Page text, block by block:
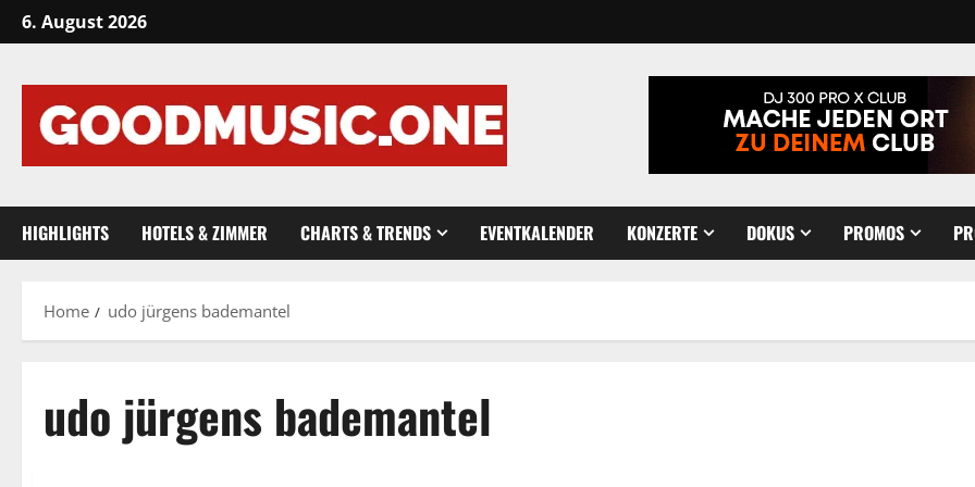
Skip
to
6. August 2026
HIGHLIGHTS HOTELS & ZIMMER CHARTS & TRENDS EVENTKALENDER KONZERTE DOKUS PROMOS
Home udo jürgens bademantel
udo jürgens bademantel